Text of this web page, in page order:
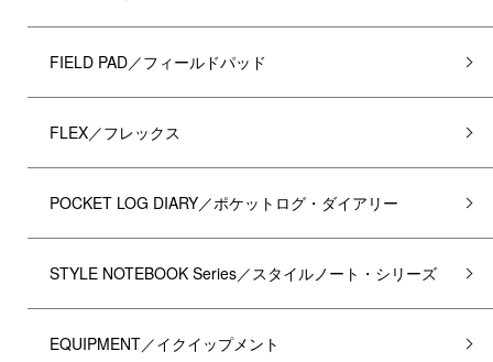
FIELD PAD／フィールドパッド
FLEX／フレックス
POCKET LOG DIARY／ポケットログ・ダイアリー
STYLE NOTEBOOK Series／スタイルノート・シリーズ
EQUIPMENT／イクイップメント